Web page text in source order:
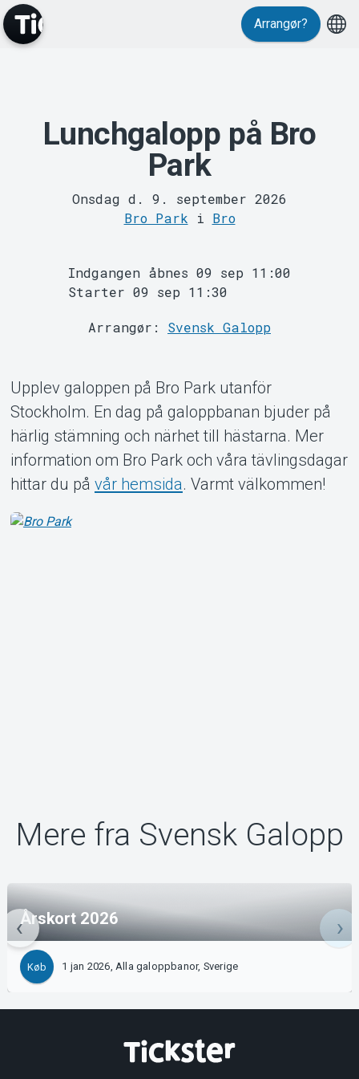
MyTickster
Support
Om Tickster
Arrangør?
Lunchgalopp på Bro
Park
Onsdag d. 9. september 2026
Bro Park i Bro
Indgangen åbnes 09 sep 11:00
Starter 09 sep 11:30
Arrangør: Svensk Galopp
Upplev galoppen på Bro Park utanför
Stockholm. En dag på galoppbanan bjuder på
härlig stämning och närhet till hästarna. Mer
information om Bro Park och våra tävlingsdagar
hittar du på vår hemsida. Varmt välkommen!
Mere fra Svensk Galopp
Årskort 2026
Køb 1 jan 2026, Alla galoppbanor, Sverige